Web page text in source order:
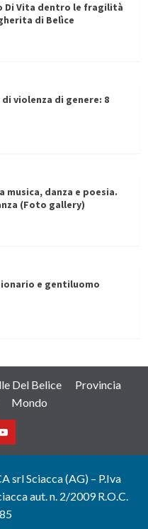
Di Vita dentro le fragilità
di Belìce
violenza di genere: 8
musica, danza e poesia.
(Foto gallery)
e gentiluomo
Del Belice
Provincia
Mondo
Yountube
srl Sciacca (AG) – P.Iva
aut. n. 2/2009 R.O.C.